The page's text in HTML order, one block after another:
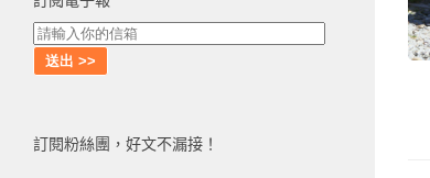
訂閱粉絲團，好文不漏接！